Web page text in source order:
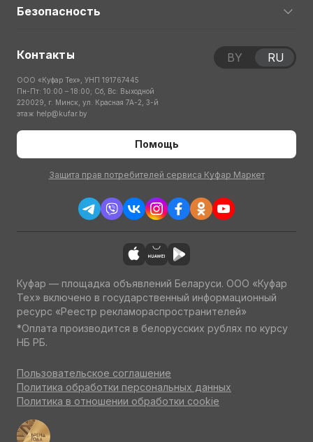
Безопасность
Контакты
ООО «Куфар Тех», УНП 191767445
Пн-Пт: 10:00 – 18:00; Сб, Вс: Выходной
220029, г. Минск, ул. Красная 7А-2, 3-й
этаж help@kufar.by
Помощь
Защита прав потребителей сервиса Куфар Маркет
BY RU
Куфар — площадка объявлений Беларуси. ООО «Куфар
Тех» включено в государственный информационный
ресурс «Реестр рекламораспространителей»
*Оплата производится в белорусских рублях по курсу
НБ РБ.
Пользовательское соглашение
Политика обработки персональных данных
Политика в отношении обработки cookie